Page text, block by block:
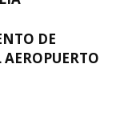
DE
AEROPUERTO